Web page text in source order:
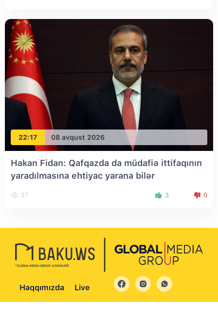
22:17 08 avqust 2026
Hakan Fidan: Qafqazda da müdafiə ittifaqının
yaradılmasına ehtiyac yarana bilər
27 3 0
Haqqımızda Live